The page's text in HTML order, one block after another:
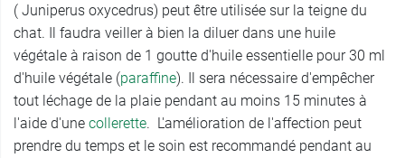
( Juniperus oxycedrus) peut être utilisée sur la teigne du
chat. Il faudra veiller à bien la diluer dans une huile
végétale à raison de 1 goutte d'huile essentielle pour 30 ml
d'huile végétale (paraffine). Il sera nécessaire d'empêcher
tout léchage de la plaie pendant au moins 15 minutes à
l'aide d'une collerette. L'amélioration de l'affection peut
prendre du temps et le soin est recommandé pendant au